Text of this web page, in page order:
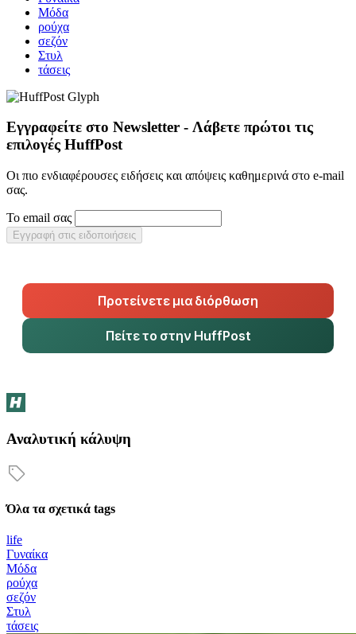
Μόδα
ρούχα
σεζόν
Στυλ
τάσεις
Εγγραφείτε στο Newsletter - Λάβετε πρώτοι τις
επιλογές HuffPost
Οι πιο ενδιαφέρουσες ειδήσεις και απόψεις καθημερινά στο e-mail
σας.
Το email σας
Εγγραφή στις ειδοποιήσεις
Προτείνετε μια διόρθωση
Πείτε το στην HuffPost
Αναλυτική κάλυψη
Όλα τα σχετικά tags
life
Γυναίκα
Μόδα
ρούχα
σεζόν
Στυλ
τάσεις